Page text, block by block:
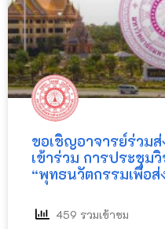
ขอเชิญอาจารย์​ร่วมส่
เข้าร่วม การประชุม
“พุทธนวัตกรรมเพื่อ
459 รวมเข้าชม